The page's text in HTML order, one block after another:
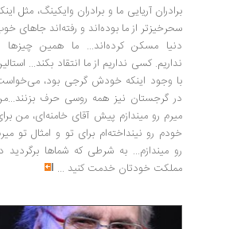
برادران آریایی ما و برادران وایکینگ، مثل
سحرخیزتر از ما بوده‌اند و رفته‌اند جاهای
دنیا مسکن کرده‌اند... ما همین چیزها
نداریم. کسی نداریم از ما انتقاد بکند...
با وجود اینکه خودش گرجی بود،
در گرجستان نیز همه روسی حرف
میرم رو میندازم پیش آقای خامنه‌ای، من
خودم رو نینداخته‌ام برای تو و امثال تو
رو میندازم... به شرطی که شماها برگردید
مملکت خودتان خدمت کنید ...